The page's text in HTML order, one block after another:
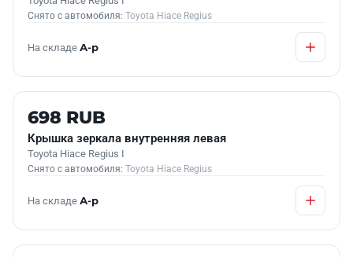
Снято с автомобиля: Toyota Hiace Regius
На складе А-р
Б/У В НАЛИЧИИ
698 RUB
Крышка зеркала внутренняя левая
Toyota Hiace Regius I
Снято с автомобиля: Toyota Hiace Regius
На складе А-р